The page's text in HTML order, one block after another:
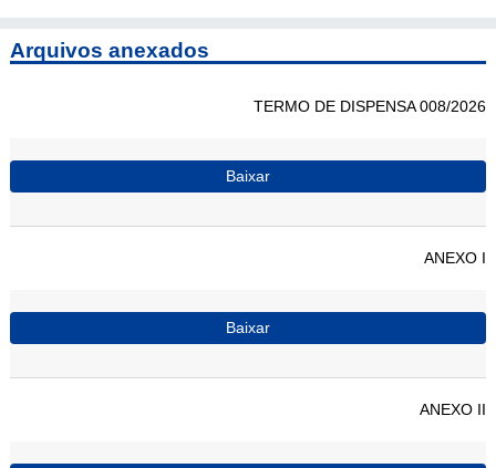
Arquivos anexados
TERMO DE DISPENSA 008/2026
Baixar
ANEXO I
Baixar
ANEXO II